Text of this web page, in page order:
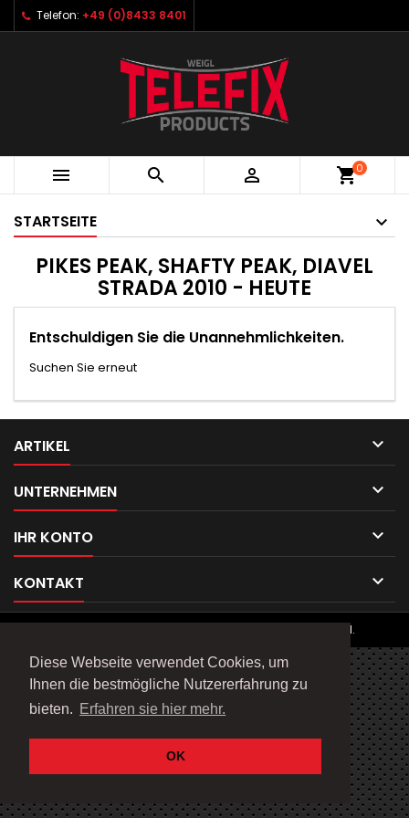
Diese Webseite verwendet Cookies, um
Ihnen die bestmögliche Nutzererfahrung zu
bieten. Erfahren sie hier mehr.
OK
Telefon: +49 (0)8433 8401
   shopping_cart0
STARTSEITE
PIKES PEAK, SHAFTY PEAK, DIAVEL
STRADA 2010 - HEUTE
Entschuldigen Sie die Unannehmlichkeiten.
Suchen Sie erneut
ARTIKEL 
UNTERNEHMEN 
IHR KONTO 
KONTAKT 
© Copyright 2026 Telefix Products. All Rights Reserved.